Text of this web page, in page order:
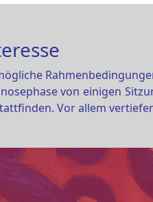
von einigen
Vor allem